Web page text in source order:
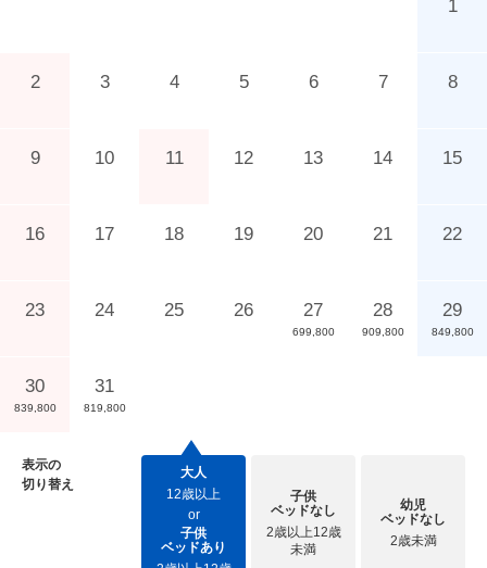
1
2 3 4 5 6 7 8
9 10 11 12 13 14 15
16 17 18 19 20 21 22
23 24 25 26 27
699,800
28
909,800
29
849,800
30
839,800
31
819,800
表示の
切り替え
大人
12歳以上
or
子供
ベッドあり
子供
ベッドなし
2歳以上12歳
未満
幼児
ベッドなし
2歳未満